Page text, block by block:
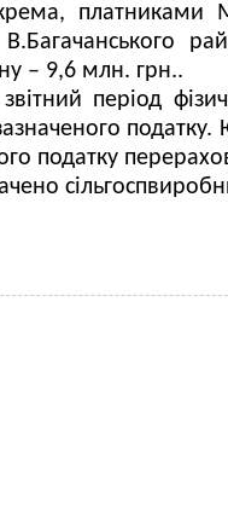
платниками
В.Багачанського
– 9,6 млн. грн..
період
податку